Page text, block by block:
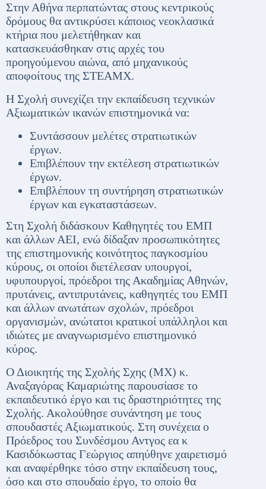
Στην Αθήνα περπατώντας στους κεντρικούς
δρόμους θα αντικρύσει κάποιος νεοκλασικά
κτήρια που μελετήθηκαν και
κατασκευάσθηκαν στις αρχές του
προηγούμενου αιώνα, από μηχανικούς
αποφοίτους της ΣΤΕΑΜΧ.
Η Σχολή συνεχίζει την εκπαίδευση τεχνικών
Αξιωματικών ικανών επιστημονικά να:
Συντάσσουν μελέτες στρατιωτικών
έργων.
Επιβλέπουν την εκτέλεση στρατιωτικών
έργων.
Επιβλέπουν τη συντήρηση στρατιωτικών
έργων και εγκαταστάσεων.
Στη Σχολή διδάσκουν Καθηγητές του ΕΜΠ
και άλλων ΑΕΙ, ενώ δίδαξαν προσωπικότητες
της επιστημονικής κοινότητος παγκοσμίου
κύρους, οι οποίοι διετέλεσαν υπουργοί,
υφυπουργοί, πρόεδροι της Ακαδημίας Αθηνών,
πρυτάνεις, αντιπρυτάνεις, καθηγητές του ΕΜΠ
και άλλων ανωτάτων σχολών, πρόεδροι
οργανισμών, ανώτατοι κρατικοί υπάλληλοι και
ιδιώτες με αναγνωρισμένο επιστημονικό
κύρος.
Ο Διοικητής της Σχολής Σχης (ΜΧ) κ.
Αναξαγόρας Καμαριώτης παρουσίασε το
εκπαιδευτικό έργο και τις δραστηριότητες της
Σχολής. Ακολούθησε συνάντηση με τους
σπουδαστές Αξιωματικούς. Στη συνέχεια ο
Πρόεδρος του Συνδέσμου Αντγος εα κ
Κασιδόκωστας Γεώργιος απηύθηνε χαιρετισμό
και αναφέρθηκε τόσο στην εκπαίδευση τους,
όσο και στο σπουδαίο έργο, το οποίο θα